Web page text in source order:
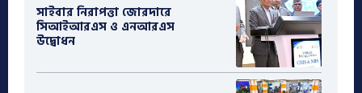
সাইবার নিরাপত্তা জোরদারে
সিআইআরএস ও এনআরএস
উদ্বোধন